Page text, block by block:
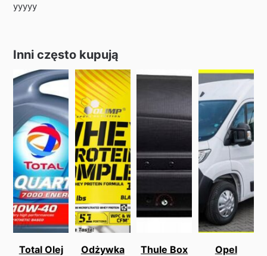
yyyyy
Inni często kupują
Total Olej
Odżywka
Thule Box
Opel